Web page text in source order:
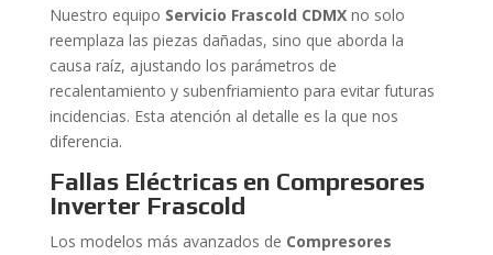
Nuestro equipo Servicio Frascold CDMXno solo
reemplaza las piezas dañadas, sino que aborda la
causa raíz, ajustando los parámetros de
recalentamiento y subenfriamiento para evitar futuras
incidencias. Esta atención al detalle es la que nos
diferencia.
Fallas Eléctricas en Compresores
Inverter Frascold
Los modelos más avanzados de Compresores